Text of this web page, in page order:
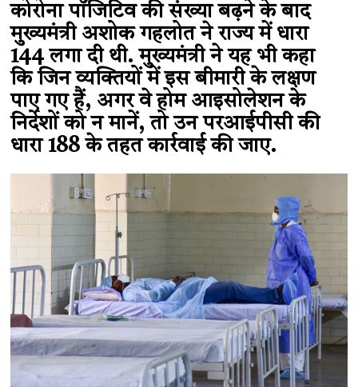
कोरोना पॉजिटिव की संख्या बढ़ने के बाद
मुख्यमंत्री अशोक गहलोत ने राज्य में धारा
144 लगा दी थी. मुख्यमंत्री ने यह भी कहा
कि जिन व्यक्तियों में इस बीमारी के लक्षण
पाए गए हैं, अगर वे होम आइसोलेशन के
निर्देशों को न मानें, तो उन परआईपीसी की
धारा 188 के तहत कार्रवाई की जाए.